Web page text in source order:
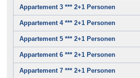
Appartement 3 *** 2+1 Personen
Appartement 4 *** 2+1 Personen
Appartement 5 *** 2+1 Personen
Appartement 6 *** 2+1 Personen
Appartement 7 *** 2+1 Personen